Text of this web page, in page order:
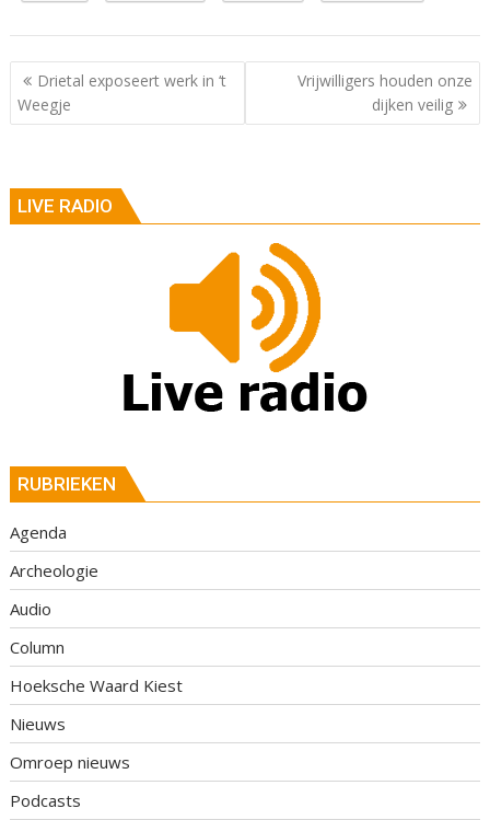
Berichtnavigatie
Drietal exposeert werk in ‘t
Weegje
Vrijwilligers houden onze
dijken veilig
LIVE RADIO
RUBRIEKEN
Agenda
Archeologie
Audio
Column
Hoeksche Waard Kiest
Nieuws
Omroep nieuws
Podcasts